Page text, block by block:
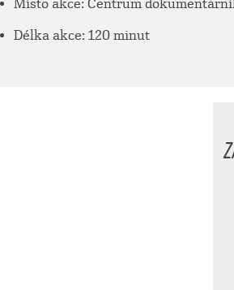
Místo akce: Centrum
Délka akce: 120 minut